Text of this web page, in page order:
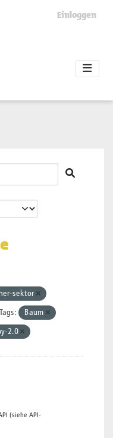
Einloggen
sektor
Tags: Baum
2.0
(siehe API-